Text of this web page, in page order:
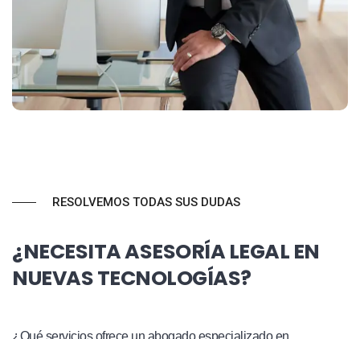
RESOLVEMOS TODAS SUS DUDAS
¿NECESITA ASESORÍA LEGAL EN
NUEVAS TECNOLOGÍAS?